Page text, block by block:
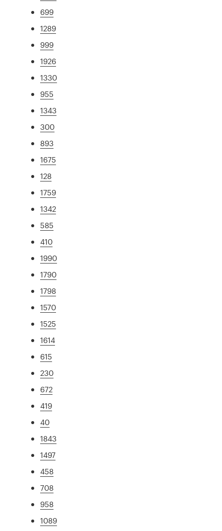
699
1289
999
1926
1330
955
1343
300
893
1675
128
1759
1342
585
410
1990
1790
1798
1570
1525
1614
615
230
672
419
40
1843
1497
458
708
958
1089